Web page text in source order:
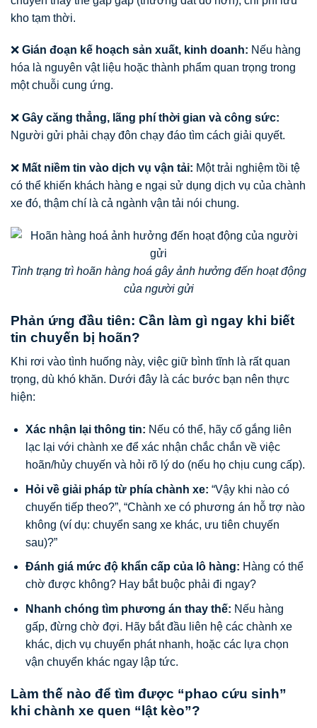
kho tạm thời.
❌ Gián đoạn kế hoạch sản xuất, kinh doanh: Nếu hàng
hóa là nguyên vật liệu hoặc thành phẩm quan trọng trong
một chuỗi cung ứng.
❌ Gây căng thẳng, lãng phí thời gian và công sức:
Người gửi phải chạy đôn chạy đáo tìm cách giải quyết.
❌ Mất niềm tin vào dịch vụ vận tải: Một trải nghiệm tồi tệ
có thể khiến khách hàng e ngại sử dụng dịch vụ của chành
xe đó, thậm chí là cả ngành vận tải nói chung.
Tình trạng trì hoãn hàng hoá gây ảnh hưởng đến hoạt động
của người gửi
Phản ứng đầu tiên: Cần làm gì ngay khi biết
tin chuyến bị hoãn?
Khi rơi vào tình huống này, việc giữ bình tĩnh là rất quan
trọng, dù khó khăn. Dưới đây là các bước bạn nên thực
hiện:
Xác nhận lại thông tin: Nếu có thể, hãy cố gắng liên
lạc lại với chành xe để xác nhận chắc chắn về việc
hoãn/hủy chuyến và hỏi rõ lý do (nếu họ chịu cung cấp).
Hỏi về giải pháp từ phía chành xe: “Vậy khi nào có
chuyến tiếp theo?”, “Chành xe có phương án hỗ trợ nào
không (ví dụ: chuyển sang xe khác, ưu tiên chuyến
sau)?”
Đánh giá mức độ khẩn cấp của lô hàng: Hàng có thể
chờ được không? Hay bắt buộc phải đi ngay?
Nhanh chóng tìm phương án thay thế: Nếu hàng
gấp, đừng chờ đợi. Hãy bắt đầu liên hệ các chành xe
khác, dịch vụ chuyển phát nhanh, hoặc các lựa chọn
vận chuyển khác ngay lập tức.
Làm thế nào để tìm được “phao cứu sinh”
khi chành xe quen “lật kèo”?